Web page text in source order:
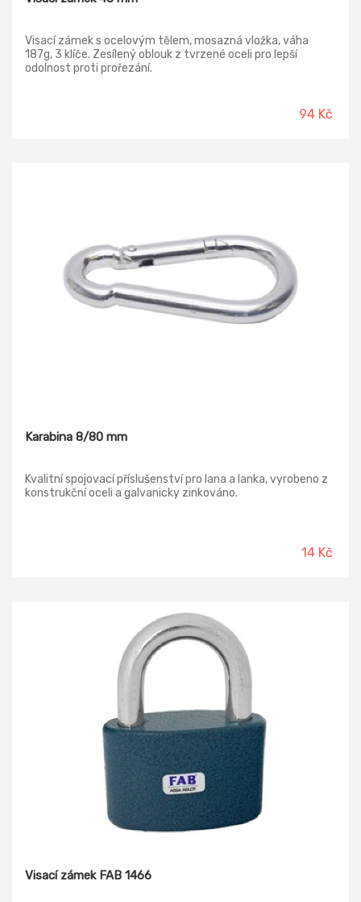
Visací zámek s ocelovým tělem, mosazná vložka, váha
187g, 3 klíče. Zesílený oblouk z tvrzené oceli pro lepší
odolnost proti prořezání.
94 Kč
Karabina 8/80 mm
Kvalitní spojovací příslušenství pro lana a lanka, vyrobeno z
konstrukční oceli a galvanicky zinkováno.
14 Kč
Visací zámek FAB 1466